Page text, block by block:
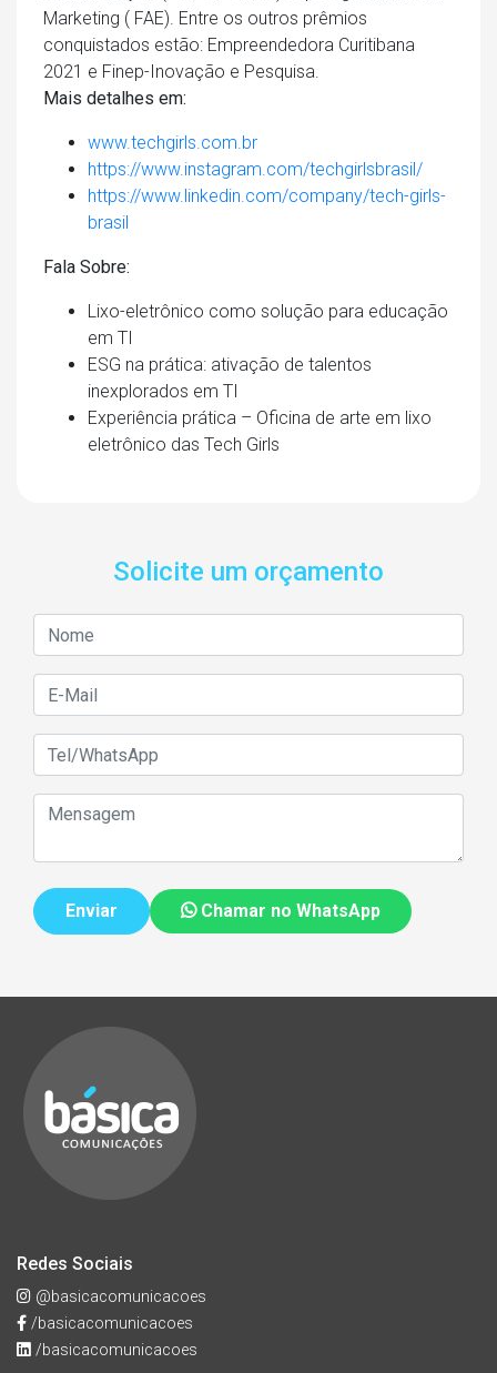
Marketing ( FAE). Entre os outros prêmios
conquistados estão: Empreendedora Curitibana
2021 e Finep-Inovação e Pesquisa.
Mais detalhes em:
www.techgirls.com.br
https://www.instagram.com/techgirlsbrasil/
https://www.linkedin.com/company/tech-girls-
brasil
Fala Sobre:
Lixo-eletrônico como solução para educação
em TI
ESG na prática: ativação de talentos
inexplorados em TI
Experiência prática – Oficina de arte em lixo
eletrônico das Tech Girls
Solicite um orçamento
Chamar no WhatsApp
Redes Sociais
@basicacomunicacoes
/basicacomunicacoes
/basicacomunicacoes